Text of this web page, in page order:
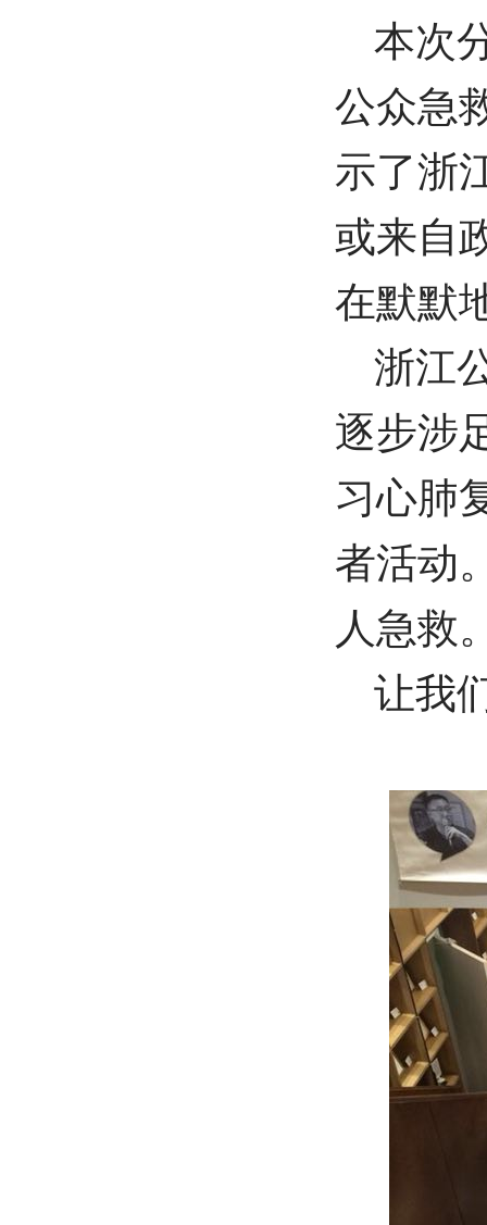
本次
公众急
示了浙
或来自
在默默
浙江
逐步涉
习心肺
者活动
人急救
让我